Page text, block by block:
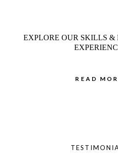
EXPLORE OUR SKILLS &
READ